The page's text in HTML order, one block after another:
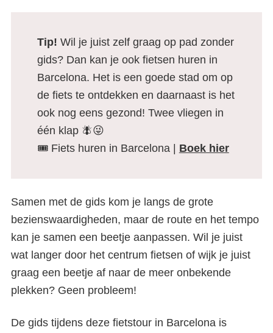
Tip! Wil je juist zelf graag op pad zonder
gids? Dan kan je ook fietsen huren in
Barcelona. Het is een goede stad om op
de fiets te ontdekken en daarnaast is het
ook nog eens gezond! Twee vliegen in
één klap 🪰😜
🎟️ Fiets huren in Barcelona | Boek hier
Samen met de gids kom je langs de grote
bezienswaardigheden, maar de route en het tempo
kan je samen een beetje aanpassen. Wil je juist
wat langer door het centrum fietsen of wijk je juist
graag een beetje af naar de meer onbekende
plekken? Geen probleem!
De gids tijdens deze fietstour in Barcelona is